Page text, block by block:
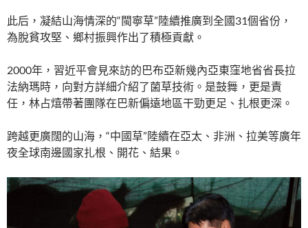
此后，凝結山海情深的“閩寧草”陸續推廣到全國31個省份，
為脫貧攻堅、鄉村振興作出了積極貢獻。
2000年，習近平會見來訪的巴布亞新幾內亞東窪地省省長拉
法納瑪時，向對方詳細介紹了菌草技術。是鼓舞，更是責
任，林占熺帶著團隊在巴新偏遠地區干勁更足、扎根更深。
跨越更廣闊的山海，“中國草”陸續在亞太、非洲、拉美等廣年
夜全球南邊國家扎根、開花、結果。